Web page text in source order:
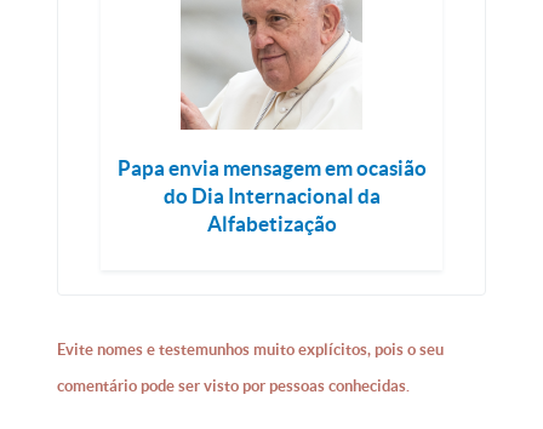
Papa envia mensagem em ocasião
do Dia Internacional da
Alfabetização
Evite nomes e testemunhos muito explícitos, pois o seu
comentário pode ser visto por pessoas conhecidas.